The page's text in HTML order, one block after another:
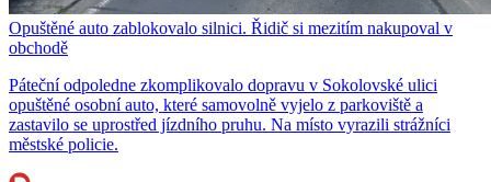
Opuštěné auto zablokovalo silnici. Řidič si mezitím nakupoval v
obchodě
Páteční odpoledne zkomplikovalo dopravu v Sokolovské ulici
opuštěné osobní auto, které samovolně vyjelo z parkoviště a
zastavilo se uprostřed jízdního pruhu. Na místo vyrazili strážníci
městské policie.